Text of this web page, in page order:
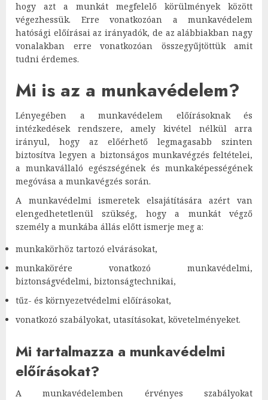
hogy azt a munkát megfelelő körülmények között
végezhessük. Erre vonatkozóan a munkavédelem
hatósági előírásai az irányadók, de az alábbiakban nagy
vonalakban erre vonatkozóan összegyűjtöttük amit
tudni érdemes.
Mi is az a munkavédelem?
Lényegében a munkavédelem előírásoknak és
intézkedések rendszere, amely kivétel nélkül arra
irányul, hogy az előérhető legmagasabb szinten
biztosítva legyen a biztonságos munkavégzés feltételei,
a munkavállaló egészségének és munkaképességének
megóvása a munkavégzés során.
A munkavédelmi ismeretek elsajátítására azért van
elengedhetetlenül szükség, hogy a munkát végző
személy a munkába állás előtt ismerje meg a:
munkakörhöz tartozó elvárásokat,
munkakörére vonatkozó munkavédelmi,
biztonságvédelmi, biztonságtechnikai,
tűz- és környezetvédelmi előírásokat,
vonatkozó szabályokat, utasításokat, követelményeket.
Mi tartalmazza a munkavédelmi
előírásokat?
A munkavédelemben érvényes szabályokat